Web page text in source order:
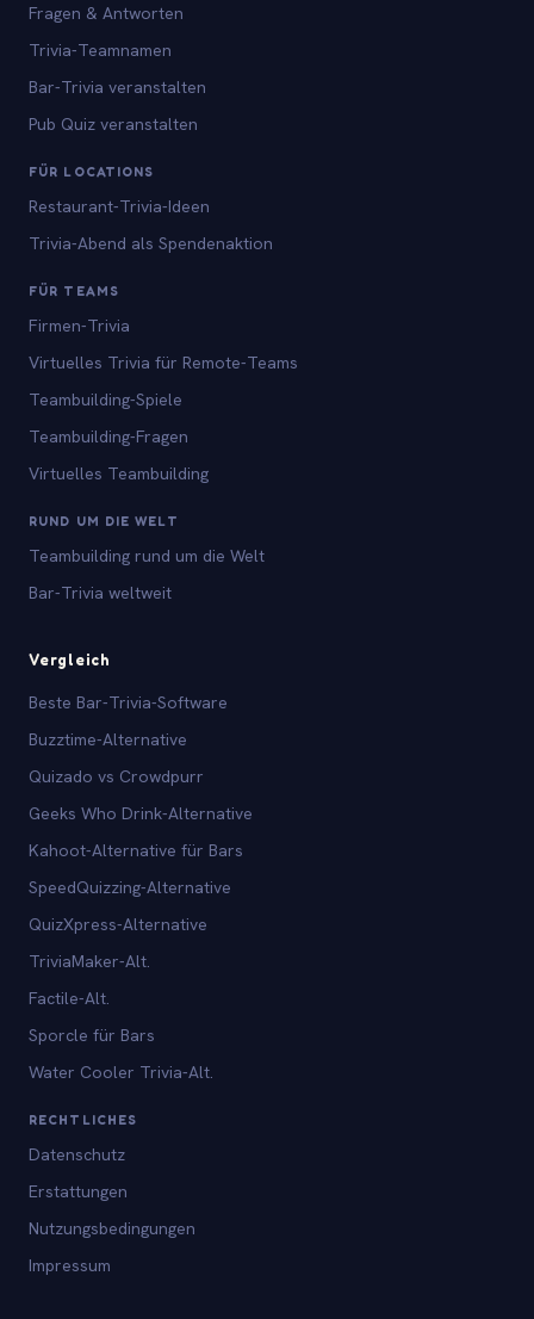
Fragen & Antworten
Trivia-Teamnamen
Bar-Trivia veranstalten
Pub Quiz veranstalten
FÜR LOCATIONS
Restaurant-Trivia-Ideen
Trivia-Abend als Spendenaktion
FÜR TEAMS
Firmen-Trivia
Virtuelles Trivia für Remote-Teams
Teambuilding-Spiele
Teambuilding-Fragen
Virtuelles Teambuilding
RUND UM DIE WELT
Teambuilding rund um die Welt
Bar-Trivia weltweit
Vergleich
Beste Bar-Trivia-Software
Buzztime-Alternative
Quizado vs Crowdpurr
Geeks Who Drink-Alternative
Kahoot-Alternative für Bars
SpeedQuizzing-Alternative
QuizXpress-Alternative
TriviaMaker-Alt.
Factile-Alt.
Sporcle für Bars
Water Cooler Trivia-Alt.
RECHTLICHES
Datenschutz
Erstattungen
Nutzungsbedingungen
Impressum